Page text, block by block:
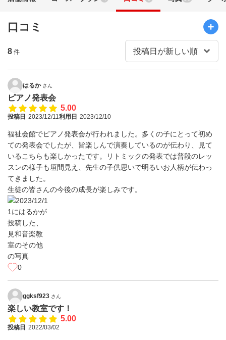
口コミ
8 件
はるか さん
ピアノ発表会
5.00
投稿日 2023/12/11利用日 2023/12/10
福祉会館でピアノ発表会が行われました。多くの子にとって初め
ての発表会でしたが、皆楽しんで演奏しているのが伝わり、見て
いるこちらも楽しかったです。リトミックの発表では普段のレッ
スンの様子も垣間見え、先生の子供思いで明るいお人柄が伝わっ
てきました。
生徒の皆さんの今後の成長が楽しみです。
0
ggksf923 さん
楽しい教室です！
5.00
投稿日 2022/03/02